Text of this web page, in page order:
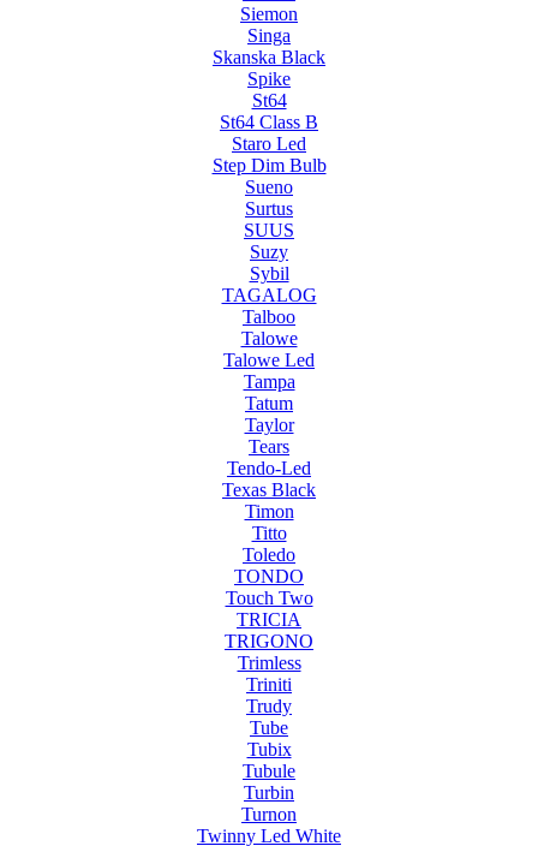
Siemon
Singa
Skanska Black
Spike
St64
St64 Class B
Staro Led
Step Dim Bulb
Sueno
Surtus
SUUS
Suzy
Sybil
TAGALOG
Talboo
Talowe
Talowe Led
Tampa
Tatum
Taylor
Tears
Tendo-Led
Texas Black
Timon
Titto
Toledo
TONDO
Touch Two
TRICIA
TRIGONO
Trimless
Triniti
Trudy
Tube
Tubix
Tubule
Turbin
Turnon
Twinny Led White